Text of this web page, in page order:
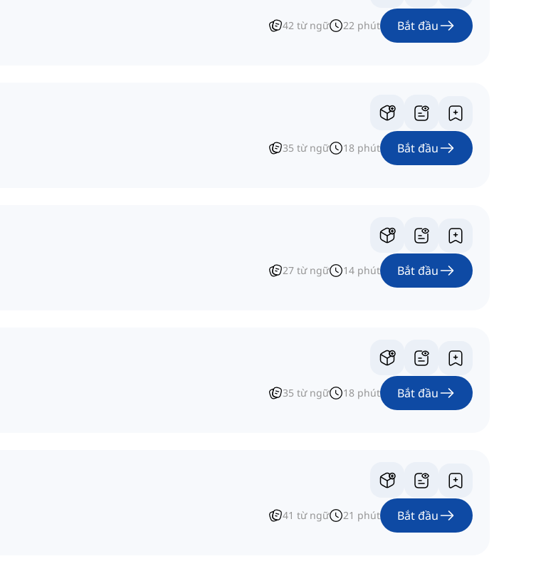
42 từ ngữ 22 phút Bắt đầu
35 từ ngữ 18 phút Bắt đầu
27 từ ngữ 14 phút Bắt đầu
35 từ ngữ 18 phút Bắt đầu
41 từ ngữ 21 phút Bắt đầu